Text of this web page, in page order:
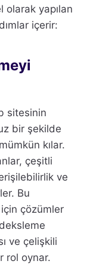
olarak yapılan
içerir:
sitesinin
bir şekilde
kılar.
çeşitli
ve
Bu
için çözümler
ve çelişkili
rol oynar.